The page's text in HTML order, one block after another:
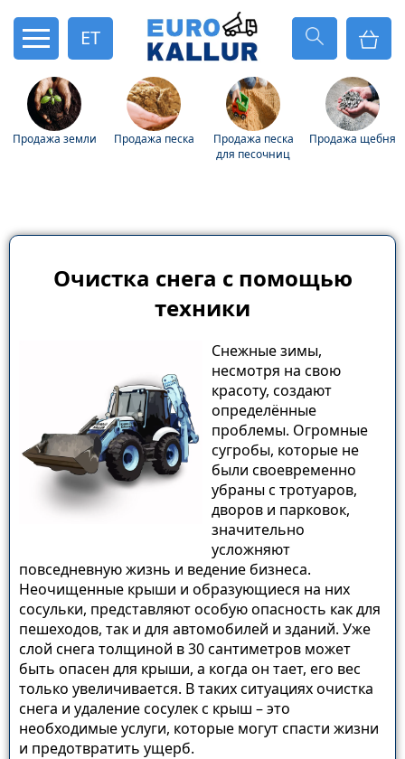
ET
Продажа земли Продажа песка
Продажа песка
для песочниц
Продажа щебня
Очистка снега с помощью
техники
Снежные зимы,
несмотря на свою
красоту, создают
определённые
проблемы. Огромные
сугробы, которые не
были своевременно
убраны с тротуаров,
дворов и парковок,
значительно
усложняют
повседневную жизнь и ведение бизнеса.
Неочищенные крыши и образующиеся на них
сосульки, представляют особую опасность как для
пешеходов, так и для автомобилей и зданий. Уже
слой снега толщиной в 30 сантиметров может
быть опасен для крыши, а когда он тает, его вес
только увеличивается. В таких ситуациях очистка
снега и удаление сосулек с крыш – это
необходимые услуги, которые могут спасти жизни
и предотвратить ущерб.